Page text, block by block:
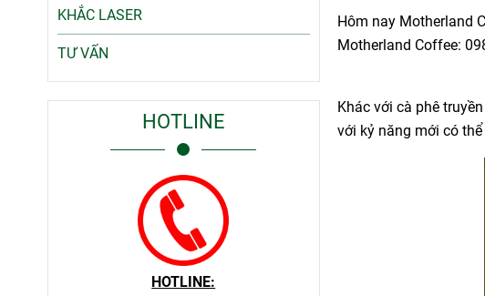
Hôm nay Motherland
Motherland Coffee:
Khác với cà phê
với kỷ năng mới có
KHẮC LASER
TƯ VẤN
HOTLINE
HOTLINE: